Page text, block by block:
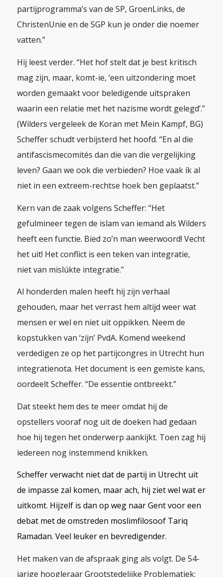
partijprogramma’s van de SP, GroenLinks, de
ChristenUnie en de SGP kun je onder die noemer
vatten.”
Hij leest verder. “Het hof stelt dat je best kritisch
mag zijn, maar, komt-ie, ‘een uitzondering moet
worden gemaakt voor beledigende uitspraken
waarin een relatie met het nazisme wordt gelegd’.”
(Wilders vergeleek de Koran met Mein Kampf, BG)
Scheffer schudt verbijsterd het hoofd. “En al die
antifascismecomités dan die van die vergelijking
leven? Gaan we ook die verbieden? Hoe vaak ík al
niet in een extreem-rechtse hoek ben geplaatst.”
Kern van de zaak volgens Scheffer: “Het
gefulmineer tegen de islam van iemand als Wilders
heeft een functie. Bied zo’n man weerwoord! Vecht
het uit! Het conflict is een teken van integratie,
niet van mislúkte integratie.”
Al honderden malen heeft hij zijn verhaal
gehouden, maar het verrast hem altijd weer wat
mensen er wel en niet uit oppikken. Neem de
kopstukken van ‘zijn’ PvdA. Komend weekend
verdedigen ze op het partijcongres in Utrecht hun
integratienota. Het document is een gemiste kans,
oordeelt Scheffer. “De essentie ontbreekt.”
Dat steekt hem des te meer omdat hij de
opstellers vooraf nog uit de doeken had gedaan
hoe hij tegen het onderwerp aankijkt. Toen zag hij
iedereen nog instemmend knikken.
Scheffer verwacht niet dat de partij in Utrecht uit
de impasse zal komen, maar ach, hij ziet wel wat er
uitkomt. Hijzelf is dan op weg naar Gent voor een
debat met de omstreden moslimfilosoof Tariq
Ramadan. Veel leuker en bevredigender.
Het maken van de afspraak ging als volgt. De 54-
jarige hoogleraar Grootstedelijke Problematiek: